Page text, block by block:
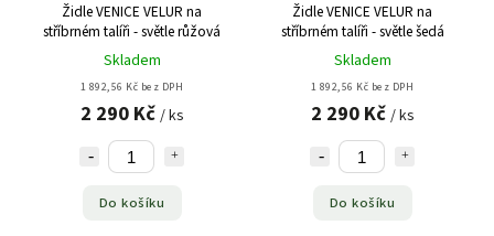
Židle VENICE VELUR na
stříbrném talíři - světle růžová
Skladem
1 892,56 Kč bez DPH
2 290 Kč / ks
Do košíku
Židle VENICE VELUR na
stříbrném talíři - světle šedá
Skladem
1 892,56 Kč bez DPH
2 290 Kč / ks
Do košíku